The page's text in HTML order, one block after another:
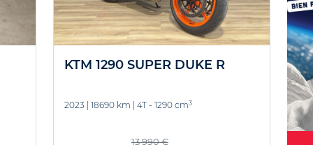
KTM 1290 SUPER DUKE R
2023 18690 km 4T - 1290 cm3
13 990 €